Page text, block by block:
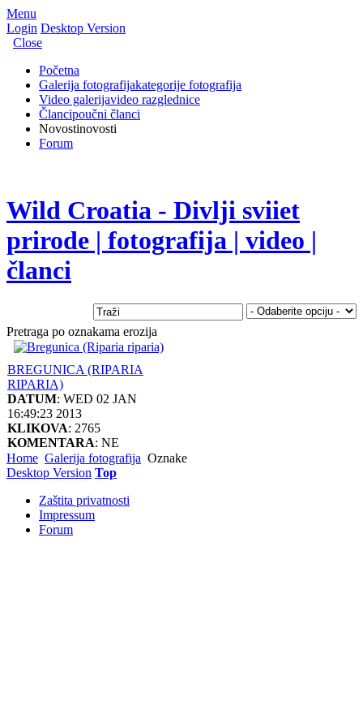
Menu
Login Desktop Version
Close
Početna
Galerija fotografijakategorije fotografija
Video galerijavideo razglednice
Člancipoučni članci
Novostinovosti
Forum
Wild Croatia - Divlji sviiet
prirode | fotografija | video |
članci
Pretraga po oznakama erozija
BREGUNICA (RIPARIA
RIPARIA)
DATUM: WED 02 JAN
16:49:23 2013
KLIKOVA: 2765
KOMENTARA: NE
Home Galerija fotografija Oznake
Desktop Version Top
Zaštita privatnosti
Impressum
Forum